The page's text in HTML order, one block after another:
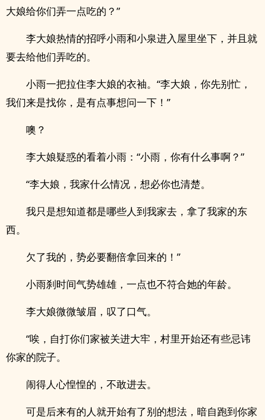
大娘给你们弄一点吃的？”
李大娘热情的招呼小雨和小泉进入屋里坐下，并且就
要去给他们弄吃的。
小雨一把拉住李大娘的衣袖。“李大娘，你先别忙，
我们来是找你，是有点事想问一下！”
噢？
李大娘疑惑的看着小雨：“小雨，你有什么事啊？”
“李大娘，我家什么情况，想必你也清楚。
我只是想知道都是哪些人到我家去，拿了我家的东
西。
欠了我的，势必要翻倍拿回来的！”
小雨刹时间气势雄雄，一点也不符合她的年龄。
李大娘微微皱眉，叹了口气。
“唉，自打你们家被关进大牢，村里开始还有些忌讳
你家的院子。
闹得人心惶惶的，不敢进去。
可是后来有的人就开始有了别的想法，暗自跑到你家